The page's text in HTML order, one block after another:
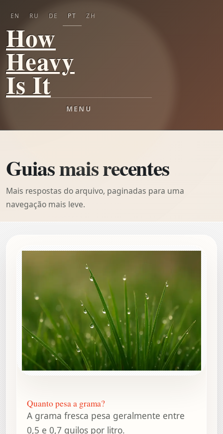
How
Heavy
Is It
MENU
EN RU DE PT ZH
Guias mais recentes
Mais respostas do arquivo, paginadas para uma
navegação mais leve.
Quanto pesa a grama?
A grama fresca pesa geralmente entre
0,5 e 0,7 quilos por litro.